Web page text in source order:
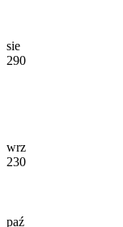
sie
290
wrz
230
paź